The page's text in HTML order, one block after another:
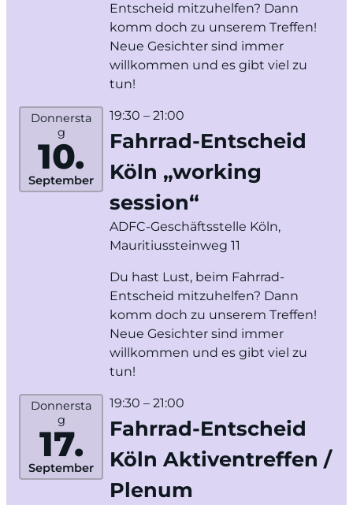
Entscheid mitzuhelfen? Dann
komm doch zu unserem Treffen!
Neue Gesichter sind immer
willkommen und es gibt viel zu
tun!
Donnersta
g
10.
September
19:30 – 21:00
Fahrrad-Entscheid
Köln „working
session“
ADFC-Geschäftsstelle Köln,
Mauritiussteinweg 11
Du hast Lust, beim Fahrrad-
Entscheid mitzuhelfen? Dann
komm doch zu unserem Treffen!
Neue Gesichter sind immer
willkommen und es gibt viel zu
tun!
Donnersta
g
17.
September
19:30 – 21:00
Fahrrad-Entscheid
Köln Aktiventreffen /
Plenum